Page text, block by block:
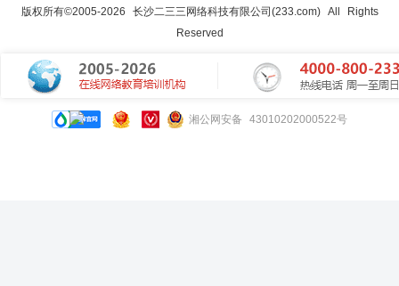
版权所有©2005-2026 长沙二三三网络科技有限公司(233.com)All Rights
Reserved
湘公网安备 43010202000522号